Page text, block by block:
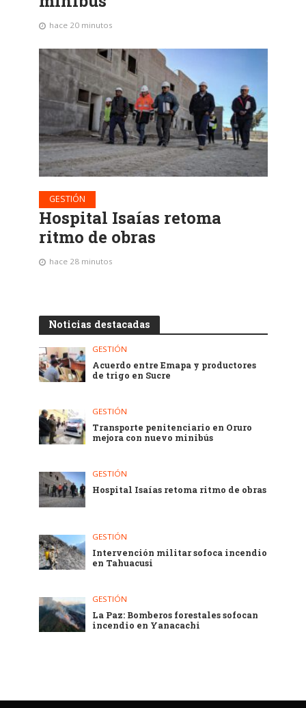
hace 20 minutos
GESTIÓN
Hospital Isaías retoma
ritmo de obras
hace 28 minutos
Noticias destacadas
GESTIÓN
Acuerdo entre Emapa y productores
de trigo en Sucre
GESTIÓN
Transporte penitenciario en Oruro
mejora con nuevo minibús
GESTIÓN
Hospital Isaías retoma ritmo de obras
GESTIÓN
Intervención militar sofoca incendio
en Tahuacusi
GESTIÓN
La Paz: Bomberos forestales sofocan
incendio en Yanacachi